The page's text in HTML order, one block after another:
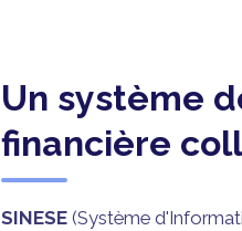
Un système
financière
SINESE (Système